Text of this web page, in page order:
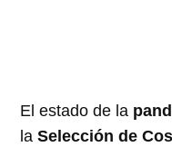
El estado de la
la Selección de